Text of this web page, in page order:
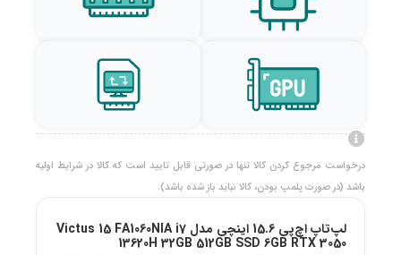
درخواست مرجوع کردن کالا تنها در صورتی قابل تایید است که کالا در شرایط اولیه
باشد (در صورت پلمپ بودن، کالا نباید باز شده باشد).
لپ‌تاپ اچ‌پی 15.6 اینچی مدل Victus 15 FA1060NIA i7
13620H 32GB 512GB SSD 6GB RTX 3050